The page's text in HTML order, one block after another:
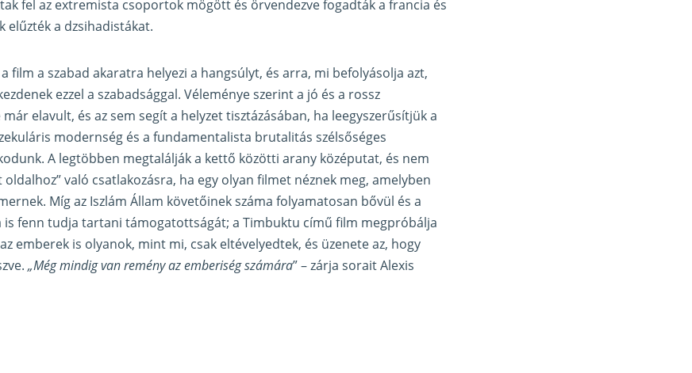
fel az extremista csoportok mögött és örvendezve fogadták a francia és
elűzték a dzsihadistákat.
film a szabad akaratra helyezi a hangsúlyt, és arra, mi befolyásolja azt,
ezzel a szabadsággal. Véleménye szerint a jó és a rossz
elavult, és az sem segít a helyzet tisztázásában, ha leegyszerűsítjük a
modernség és a fundamentalista brutalitás szélsőséges
A legtöbben megtalálják a kettő közötti arany középutat, és nem
való csatlakozásra, ha egy olyan filmet néznek meg, amelyben
Míg az Iszlám Állam követőinek száma folyamatosan bővül és a
is fenn tudja tartani támogatottságát; a Timbuktu című film megpróbálja
emberek is olyanok, mint mi, csak eltévelyedtek, és üzenete az, hogy
„Még mindig van remény az emberiség számára” – zárja sorait Alexis